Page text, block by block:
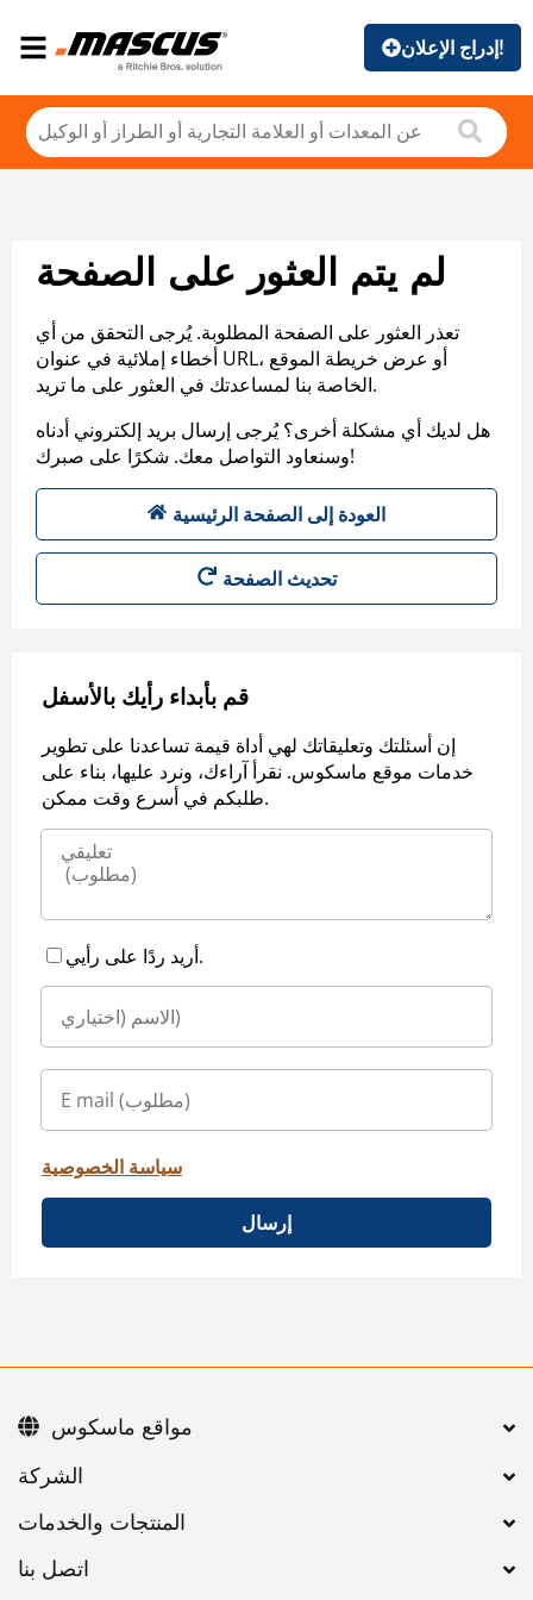
إدراج الإعلان!
لم يتم العثور على الصفحة
تعذر العثور على الصفحة المطلوبة. يُرجى التحقق من أي
أخطاء إملائية في عنوان URL، أو عرض خريطة الموقع
الخاصة بنا لمساعدتك في العثور على ما تريد.
هل لديك أي مشكلة أخرى؟ يُرجى إرسال بريد إلكتروني أدناه
وسنعاود التواصل معك. شكرًا على صبرك!
العودة إلى الصفحة الرئيسية
تحديث الصفحة
قم بأبداء رأيك بالأسفل
إن أسئلتك وتعليقاتك لهي أداة قيمة تساعدنا على تطوير
خدمات موقع ماسكوس. نقرأ آراءك، ونرد عليها، بناء على
طلبكم في أسرع وقت ممكن.
أريد ردًا على رأيي.
سياسة الخصوصية
إرسال
اتصل بنا
مواقع ماسكوس